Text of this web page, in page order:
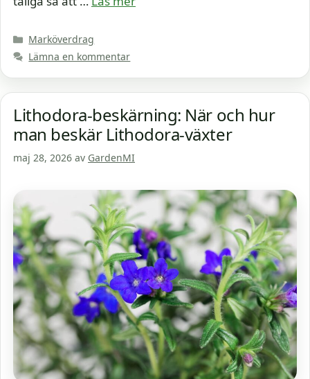
Kategorier
Marköverdrag
Lämna en kommentar
Lithodora-beskärning: När och hur
man beskär Lithodora-växter
maj 28, 2026 av GardenMI